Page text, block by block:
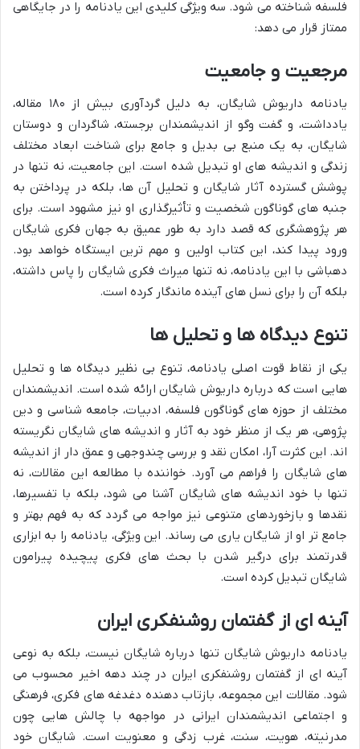
فلسفه شناخته می شود. سه ویژگی کلیدی این یادنامه را در جایگاهی
ممتاز قرار می دهد:
مرجعیت و جامعیت
یادنامه داریوش شایگان، به دلیل گردآوری بیش از ۱۸۰ مقاله،
یادداشت، و گفت وگو از اندیشمندان برجسته، شاگردان و دوستان
شایگان، به یک منبع بی بدیل و جامع برای شناخت ابعاد مختلف
زندگی و اندیشه های او تبدیل شده است. این جامعیت، نه تنها در
پوشش گسترده آثار شایگان و تحلیل آن ها، بلکه در پرداختن به
جنبه های گوناگون شخصیت و تأثیرگذاری او نیز مشهود است. برای
هر پژوهشگری که قصد دارد به طور عمیق به جهان فکری شایگان
ورود پیدا کند، این کتاب اولین و مهم ترین ایستگاه خواهد بود.
دهباشی با این یادنامه، نه تنها میراث فکری شایگان را پاس داشته،
بلکه آن را برای نسل های آینده ماندگار کرده است.
تنوع دیدگاه ها و تحلیل ها
یکی از نقاط قوت اصلی یادنامه، تنوع بی نظیر دیدگاه ها و تحلیل
هایی است که درباره داریوش شایگان ارائه شده است. اندیشمندان
مختلف از حوزه های گوناگون فلسفه، ادبیات، جامعه شناسی و دین
پژوهی، هر یک از منظر خود به آثار و اندیشه های شایگان نگریسته
اند. این کثرت آرا، امکان نقد و بررسی چندوجهی و عمق دار از اندیشه
های شایگان را فراهم می آورد. خواننده با مطالعه این مقالات، نه
تنها با خود اندیشه های شایگان آشنا می شود، بلکه با تفسیرها،
نقدها و بازخوردهای متنوعی نیز مواجه می گردد که به فهم بهتر و
جامع تر او از شایگان یاری می رساند. این ویژگی، یادنامه را به ابزاری
قدرتمند برای درگیر شدن با بحث های فکری پیچیده پیرامون
شایگان تبدیل کرده است.
آینه ای از گفتمان روشنفکری ایران
یادنامه داریوش شایگان تنها درباره شایگان نیست، بلکه به نوعی
آینه ای از گفتمان روشنفکری ایران در چند دهه اخیر محسوب می
شود. مقالات این مجموعه، بازتاب دهنده دغدغه های فکری، فرهنگی
و اجتماعی اندیشمندان ایرانی در مواجهه با چالش هایی چون
مدرنیته، هویت، سنت، غرب زدگی و معنویت است. شایگان خود